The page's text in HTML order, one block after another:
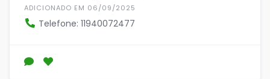
ADICIONADO EM 06/09/2025
Telefone: 11940072477